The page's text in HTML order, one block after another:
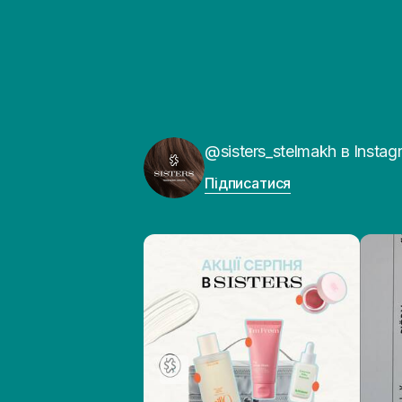
@sisters_stelmakh в
Підписатися